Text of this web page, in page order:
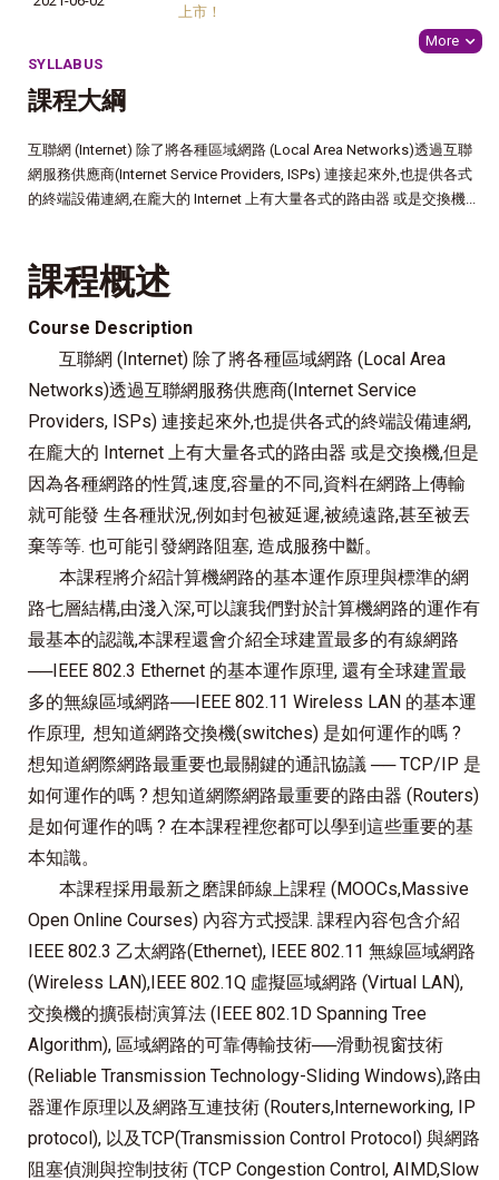
上市！
More
SYLLABUS
課程大綱
互聯網 (Internet) 除了將各種區域網路 (Local Area Networks)透過互聯
網服務供應商(Internet Service Providers, ISPs) 連接起來外,也提供各式
的終端設備連網,在龐大的 Internet 上有大量各式的路由器 或是交換機...
課程概述
Course Description
互聯網 (Internet) 除了將各種區域網路 (Local Area
Networks)透過互聯網服務供應商(Internet Service
Providers, ISPs) 連接起來外,也提供各式的終端設備連網,
在龐大的 Internet 上有大量各式的路由器 或是交換機,但是
因為各種網路的性質,速度,容量的不同,資料在網路上傳輸
就可能發 生各種狀況,例如封包被延遲,被繞遠路,甚至被丟
棄等等. 也可能引發網路阻塞, 造成服務中斷。
本課程將介紹計算機網路的基本運作原理與標準的網
路七層結構,由淺入深,可以讓我們對於計算機網路的運作有
最基本的認識,本課程還會介紹全球建置最多的有線網路
──IEEE 802.3 Ethernet 的基本運作原理, 還有全球建置最
多的無線區域網路──IEEE 802.11 Wireless LAN 的基本運
作原理, 想知道網路交換機(switches) 是如何運作的嗎 ?
想知道網際網路最重要也最關鍵的通訊協議 ── TCP/IP 是
如何運作的嗎 ? 想知道網際網路最重要的路由器 (Routers)
是如何運作的嗎 ? 在本課程裡您都可以學到這些重要的基
本知識。
本課程採用最新之磨課師線上課程 (MOOCs,Massive
Open Online Courses) 內容方式授課. 課程內容包含介紹
IEEE 802.3 乙太網路(Ethernet), IEEE 802.11 無線區域網路
(Wireless LAN),IEEE 802.1Q 虛擬區域網路 (Virtual LAN),
交換機的擴張樹演算法 (IEEE 802.1D Spanning Tree
Algorithm), 區域網路的可靠傳輸技術──滑動視窗技術
(Reliable Transmission Technology-Sliding Windows),路由
器運作原理以及網路互連技術 (Routers,Interneworking, IP
protocol), 以及TCP(Transmission Control Protocol) 與網路
阻塞偵測與控制技術 (TCP Congestion Control, AIMD,Slow